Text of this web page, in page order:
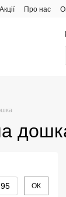
контенту
Акції Про нас
ОК